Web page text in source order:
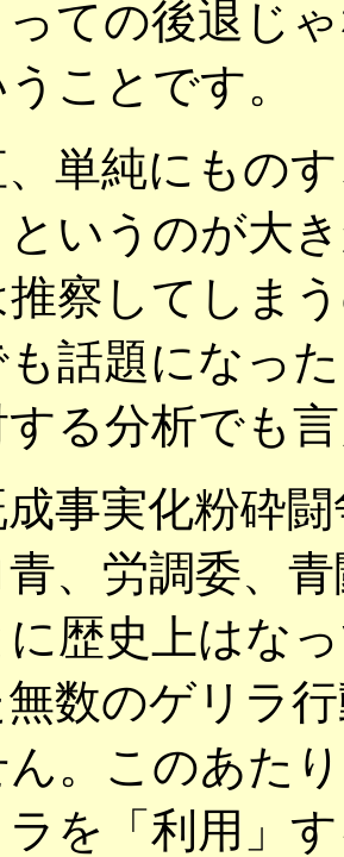
ての後退じ
ことです。
、単純にもの
いうのが大
推察してしま
話題になっ
る分析でも
事実化粉砕
、労調委、
歴史上はな
数のゲリラ
。このあた
を「利用」